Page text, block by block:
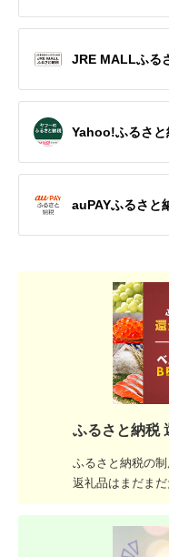
JRE MALLふる
Yahoo!ふるさと
auPAYふるさと
ふるさと納税
ふるさと納税の
返礼品はまだま